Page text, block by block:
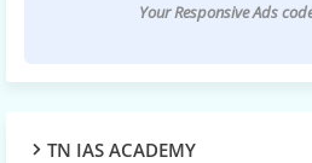
Your Responsive Ads
TN IAS ACADEMY